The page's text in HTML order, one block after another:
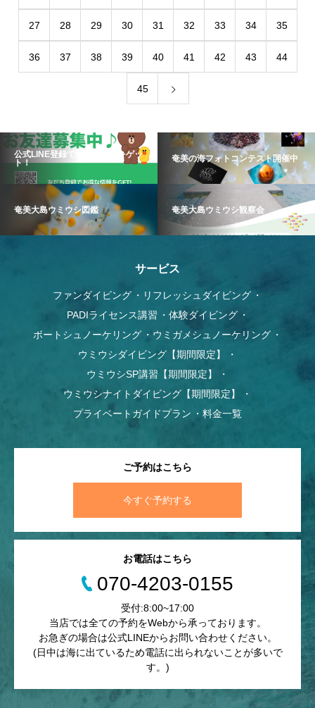
27 28 29 30 31 32 33 34 35
36 37 38 39 40 41 42 43 44
45
公式LINE登録でお得な情報をゲッ
ト！
奄美の海フォトコンテスト開催中
奄美大島ウミウシ図鑑 奄美大島ウミウシ観察会
サービス
ファンダイビング
リフレッシュダイビング
PADIライセンス講習
体験ダイビング
ボートシュノーケリング
ウミガメシュノーケリング
ウミウシダイビング【期間限定】
ウミウシSP講習【期間限定】
ウミウシナイトダイビング【期間限定】
プライベートガイドプラン
料金一覧
ご予約はこちら
今すぐ予約する
お電話はこちら
070-4203-0155
受付:8:00~17:00
当店では全ての予約をWebから承っております。
お急ぎの場合は公式LINEからお問い合わせください。
(日中は海に出ているため電話に出られないことが多いで
す。)